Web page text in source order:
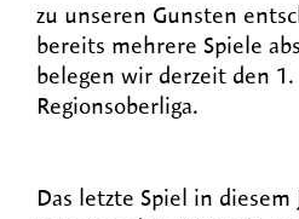
zu unseren Gunsten
bereits mehrere Spiele
belegen wir derzeit den
Regionsoberliga.
Das letzte Spiel in